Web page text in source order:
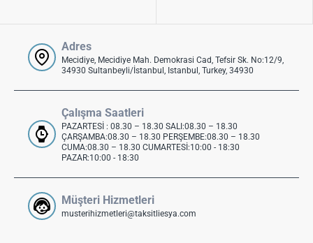
Adres
Mecidiye, Mecidiye Mah. Demokrasi Cad, Tefsir Sk. No:12/9,
34930 Sultanbeyli/İstanbul, Istanbul, Turkey, 34930
Çalışma Saatleri
PAZARTESİ : 08.30 – 18.30 SALI:08.30 – 18.30
ÇARŞAMBA:08.30 – 18.30 PERŞEMBE:08.30 – 18.30
CUMA:08.30 – 18.30 CUMARTESİ:10:00 - 18:30
PAZAR:10:00 - 18:30
Müşteri Hizmetleri
musterihizmetleri@taksitliesya.com